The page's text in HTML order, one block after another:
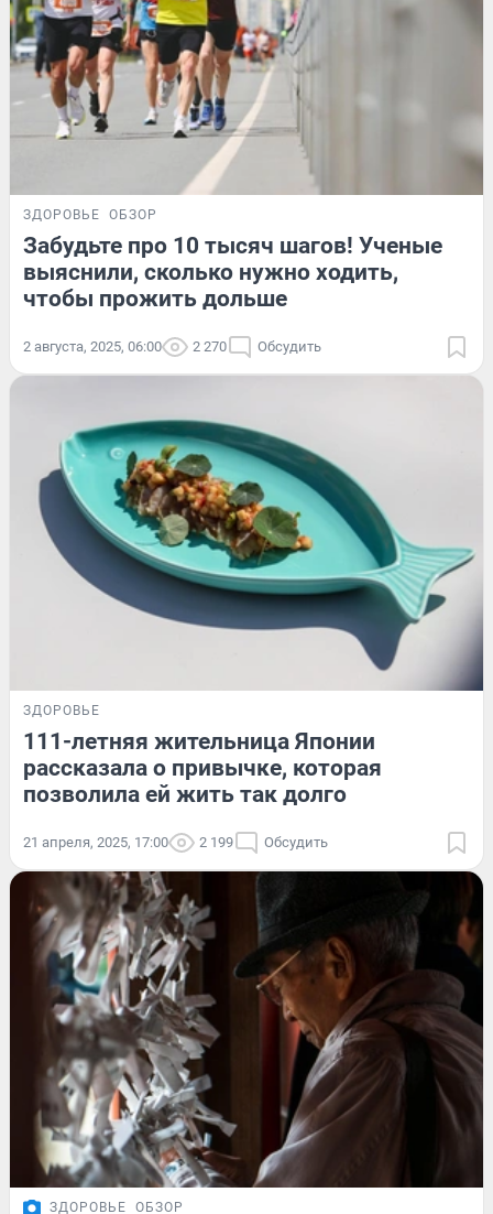
ЗДОРОВЬЕ ОБЗОР
Забудьте про 10 тысяч шагов! Ученые
выяснили, сколько нужно ходить,
чтобы прожить дольше
2 августа, 2025, 06:00 2 270 Обсудить
ЗДОРОВЬЕ
111-летняя жительница Японии
рассказала о привычке, которая
позволила ей жить так долго
21 апреля, 2025, 17:00 2 199 Обсудить
ЗДОРОВЬЕ ОБЗОР